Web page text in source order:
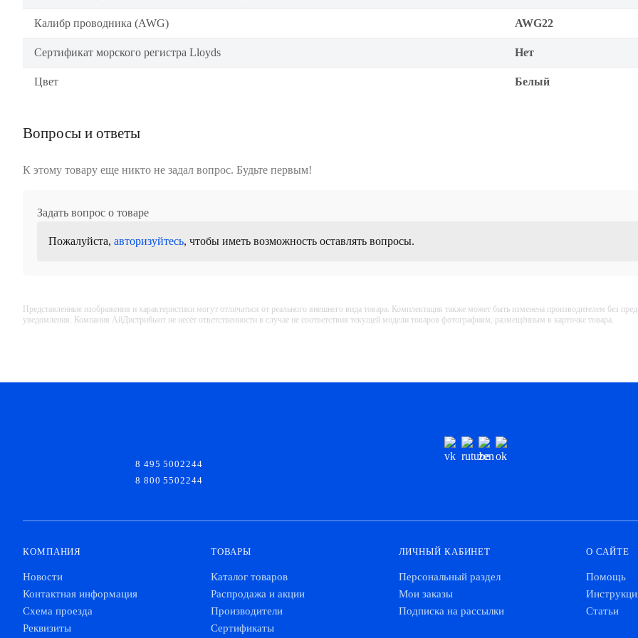
Калибр проводника (AWG) AWG22
Сертификат морского регистра Lloyds Нет
Цвет Белый
Вопросы и ответы
К этому товару еще никто не задал вопрос. Будьте первым!
Задать вопрос о товаре
Пожалуйста, авторизуйтесь, чтобы иметь возможность оставлять вопросы.
Представленные изображения и характеристики могут отличаться от реального внешнего вида товара. Комплектация также может быть изменена производителем без
уведомления. Компания АйДистрибьют не несёт ответственности в случае не соответствия текущей модели товаров фотографиям, размещённым в карточке товара.
8 495 5002244
8 800 5502244
КОМПАНИЯ
Новости
Контактная информация
Схема проезда
Реквизиты
ТОВАРЫ
Каталог товаров
Распродажа и акции
Производители
Сертификаты
ЛИЧНЫЙ КАБИНЕТ
Персональный раздел
Мои заказы
Подписка на рассылки
О САЙТЕ
Помощь
Статьи